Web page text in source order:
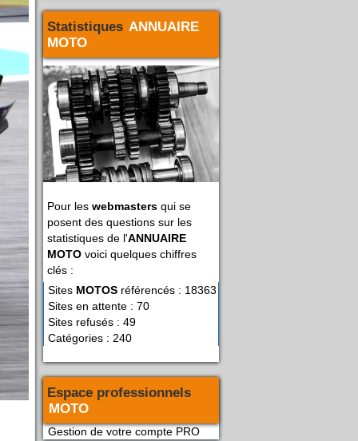
Statistiques ANNUAIRE
MOTO
Pour les webmasters qui se
posent des questions sur les
statistiques de l'ANNUAIRE
MOTO voici quelques chiffres
clés :
Sites MOTOS référencés : 18363
Sites en attente : 70
Sites refusés : 49
Catégories : 240
Espace professionnels
MOTO
Gestion de votre compte PRO